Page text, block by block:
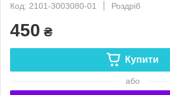
Код: 2101-3003080-01
Роздріб
450 ₴
Купити
або